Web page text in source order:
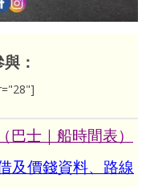
：
士｜船時間表）
及價錢資料、路線